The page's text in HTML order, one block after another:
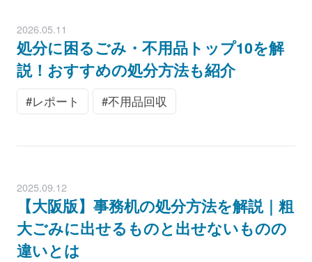
2026.05.11
処分に困るごみ・不用品トップ10を解
説！おすすめの処分方法も紹介
レポート 不用品回収
2025.09.12
【大阪版】事務机の処分方法を解説｜粗
大ごみに出せるものと出せないものの
違いとは